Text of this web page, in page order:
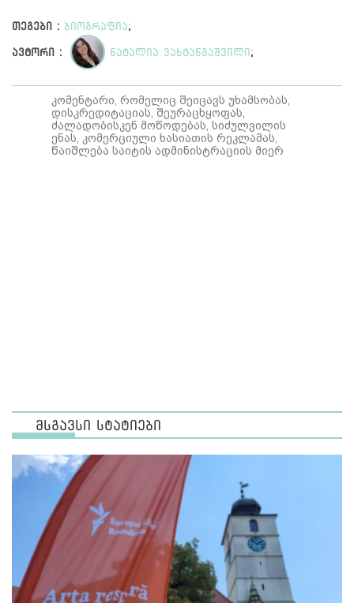
თეგები : ბიოგრაფია ;
ავტორი : ნატალია ვახტანგაშვილი ;
კომენტარი, რომელიც შეიცავს უხამსობას,
დისკრედიტაციას, შეურაცხყოფას,
ძალადობისკენ მოწოდებას, სიძულვილის
ენას, კომერციული ხასიათის რეკლამას,
წაიშლება საიტის ადმინისტრაციის მიერ
მსგავსი სტატიები